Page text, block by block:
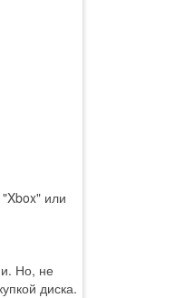
или
Но, не
диска.